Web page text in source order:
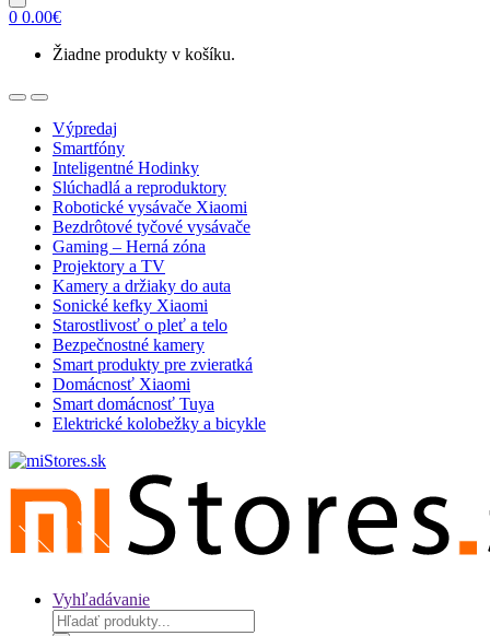
0 0.00€
Žiadne produkty v košíku.
OpenClose
Výpredaj
Smartfóny
Inteligentné Hodinky
Slúchadlá a reproduktory
Robotické vysávače Xiaomi
Bezdrôtové tyčové vysávače
Gaming – Herná zóna
Projektory a TV
Kamery a držiaky do auta
Sonické kefky Xiaomi
Starostlivosť o pleť a telo
Bezpečnostné kamery
Smart produkty pre zvieratká
Domácnosť Xiaomi
Smart domácnosť Tuya
Elektrické kolobežky a bicykle
Vyhľadávanie
Products